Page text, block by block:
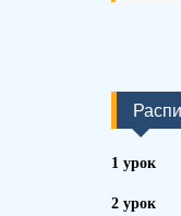
1 урок
2 урок